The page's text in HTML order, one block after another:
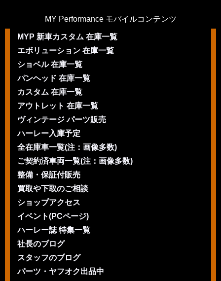
MY Performance モバイルコンテンツ
MYP 新車カスタム 在庫一覧
エボリューション 在庫一覧
ショベル 在庫一覧
パンヘッド 在庫一覧
カスタム 在庫一覧
アウトレット 在庫一覧
ヴィンテージ パーツ販売
ハーレー入庫予定
全在庫車一覧(注：画像多数)
ご契約済車両一覧(注：画像多数)
整備・保証付販売
買取や下取のご相談
ショップアクセス
イベント(PCページ)
ハーレー誌 特集一覧
社長のブログ
スタッフのブログ
パーツ・ヤフオク出品中